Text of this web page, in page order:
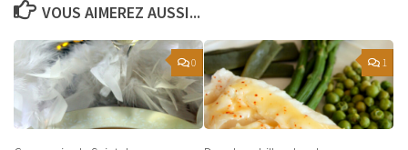
VOUS AIMEREZ AUSSI...
0 1